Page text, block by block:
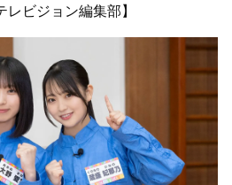
レビジョン編集部】